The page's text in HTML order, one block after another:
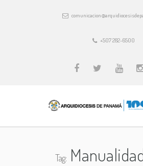
+507 282-6500
Tag: